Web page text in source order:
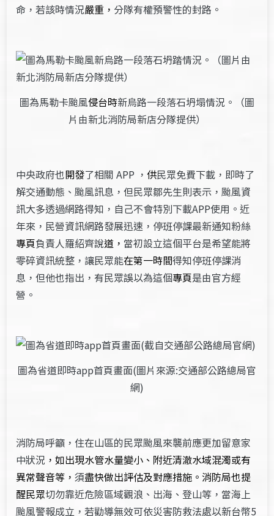
命，若該時情況嚴重， 分隊有權預警性的封路。
圖為馬勒卡颱風侵台時新烏路一段落石坍塌情況。（圖
片由新北消防局新店分隊提供）
中央政府也開發了相關 APP ，供民眾免費下載，即時了
解交通動態、颱風訊息，但民眾鄒先生則表示，颱風資
訊大多透過網路得知，自己不會特別下載APP使用。近
年來，民營資訊網路發展迅速，停班停課最新通知粉絲
專頁負責人羅紹齊說道， 當初設立這個平台是希望能將
零碎資訊統整，讓民眾能在第一時間得知停班停課消
息，但他也指出，有民眾誤以為這個專頁是由官方經
營。
圖為省道即時app首頁畫面(圖片來源:交通部公路總局官
網)
消防局呼籲，住在山區的民眾颱風來襲前應更加留意家
中狀況 ，如出現水管水量變小、附近清澈水域混濁或有
異常聲音等，須盡快做出評估及對應措施 。消防局也提
醒民眾切勿靠近危險區域觀浪、出海、登山等，當海上
颱風警報成立，若勸導無效可依災害防救法處以新台幣5